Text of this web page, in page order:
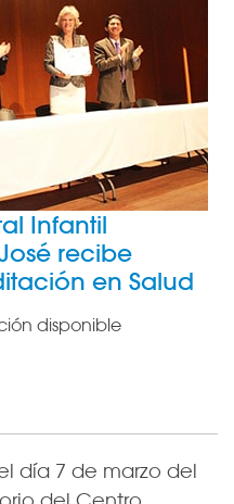
Infantil
recibe
en Salud
disponible
día 7 de marzo del